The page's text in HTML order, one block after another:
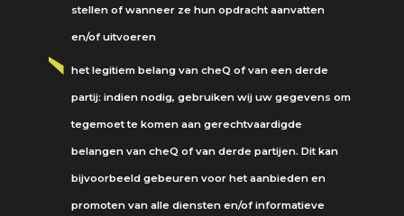
stellen of wanneer ze hun opdracht aanvatten
en/of uitvoeren
het legitiem belang van cheQ of van een derde
partij: indien nodig, gebruiken wij uw gegevens om
tegemoet te komen aan gerechtvaardigde
belangen van cheQ of van derde partijen. Dit kan
bijvoorbeeld gebeuren voor het aanbieden en
promoten van alle diensten en/of informatieve